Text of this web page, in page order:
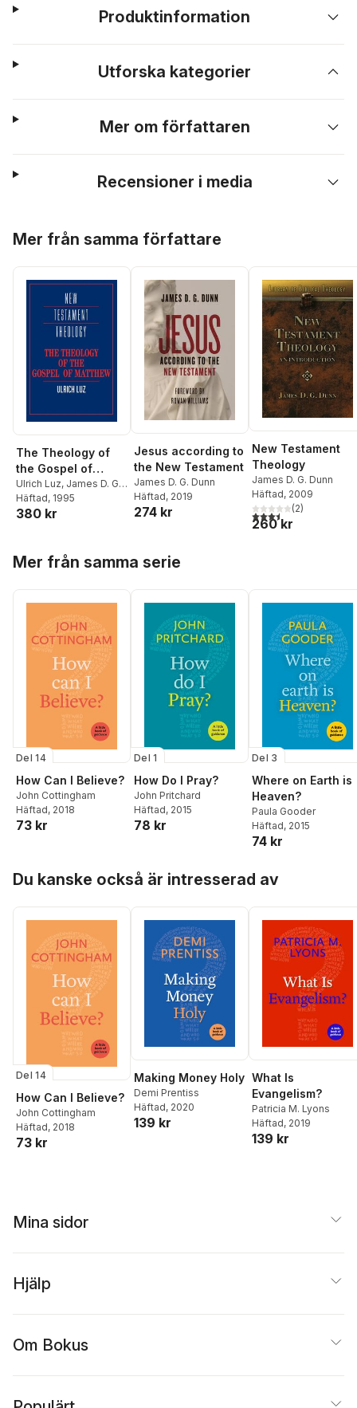
Produktinformation
Utforska kategorier
Mer om författaren
Recensioner i media
Mer från samma författare
The Theology of
the Gospel of
Matthew
Ulrich Luz, James D. G.
Dunn
Häftad, 1995
380 kr
Jesus according to
the New Testament
James D. G. Dunn
Häftad, 2019
274 kr
New Testament
Theology
James D. G. Dunn
Häftad, 2009
3,5utav 5 stjärnor.
(2)
260 kr
Mer från samma serie
Del 14
How Can I Believe?
John Cottingham
Häftad, 2018
73 kr
Del 1
How Do I Pray?
John Pritchard
Häftad, 2015
78 kr
Del 3
Where on Earth is
Heaven?
Paula Gooder
Häftad, 2015
74 kr
Du kanske också är intresserad av
Del 14
How Can I Believe?
John Cottingham
Häftad, 2018
73 kr
Making Money Holy
Demi Prentiss
Häftad, 2020
139 kr
What Is
Evangelism?
Patricia M. Lyons
Häftad, 2019
139 kr
Mina sidor
Hjälp
Om Bokus